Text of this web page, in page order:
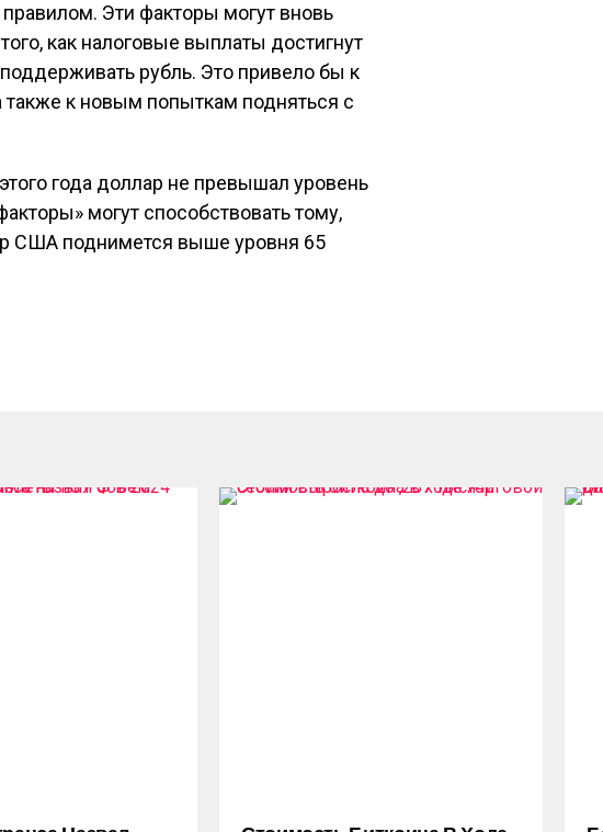
Эти факторы могут вновь
как налоговые выплаты достигнут
рубль. Это привело бы к
к новым попыткам подняться с
года доллар не превышал уровень
могут способствовать тому,
США поднимется выше уровня 65